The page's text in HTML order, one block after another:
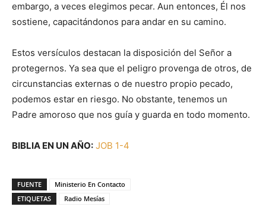
embargo, a veces elegimos pecar. Aun entonces, Él nos
sostiene, capacitándonos para andar en su camino.
Estos versículos destacan la disposición del Señor a
protegernos. Ya sea que el peligro provenga de otros, de
circunstancias externas o de nuestro propio pecado,
podemos estar en riesgo. No obstante, tenemos un
Padre amoroso que nos guía y guarda en todo momento.
BIBLIA EN UN AÑO: JOB 1-4
FUENTE
Ministerio En Contacto
ETIQUETAS
Radio Mesías